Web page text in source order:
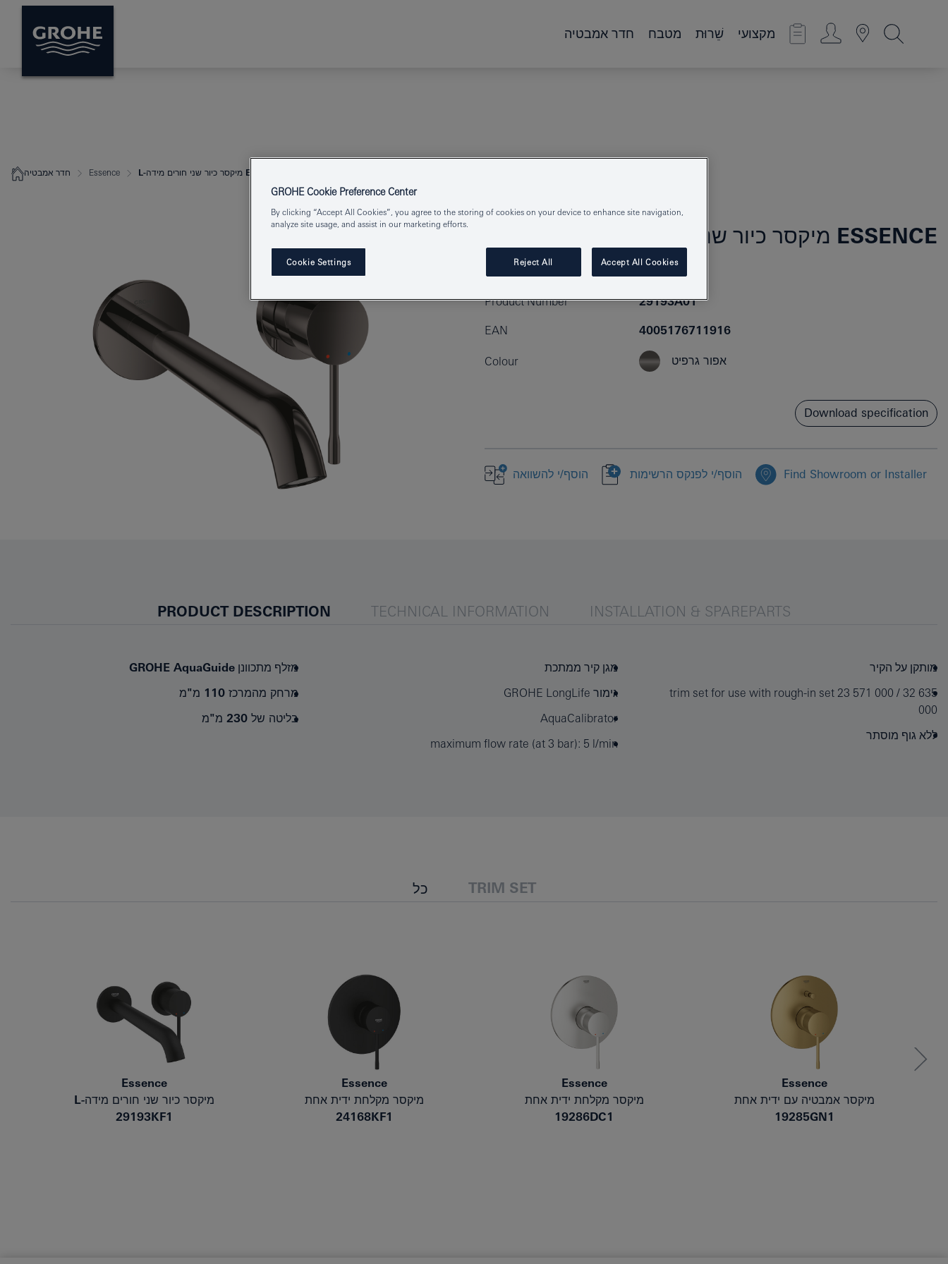
חדר אמבטיה מטבח שֵׁרוּת מקצועי
חדר אמבטיה Essence Essence מיקסר כיור שני חורים מידה-L
ESSENCE מיקסר כיור שני חורים מידה-L
Product Number 29193A01
EAN 4005176711916
Colour אפור גרפיט
Download specification
Find Showroom or Installer הוסף/י לפנקס הרשימות הוסף/י להשוואה
PRODUCT DESCRIPTION TECHNICAL INFORMATION INSTALLATION & SPAREPARTS
מותקן על הקיר
trim set for use with rough-in set 23 571 000 / 32 635
000
ללא גוף מוסתר
מגן קיר ממתכת
גימור GROHE LongLife
AquaCalibrator
maximum flow rate (at 3 bar): 5 l/min
מזלף מתכוונן GROHE AquaGuide
מרחק מהמרכז 110 מ"מ
בליטה של 230 מ"מ
כל TRIM SET
Essence
מיקסר כיור שני חורים מידה-L
29193KF1
Essence
מיקסר מקלחת ידית אחת
24168KF1
Essence
מיקסר מקלחת ידית אחת
19286DC1
Essence
מיקסר אמבטיה עם ידית אחת
19285GN1
GROHE Cookie Preference Center
By clicking “Accept All Cookies”, you agree to the storing of cookies on your device to enhance site navigation,
analyze site usage, and assist in our marketing efforts.
Cookie Settings Reject All Accept All Cookies